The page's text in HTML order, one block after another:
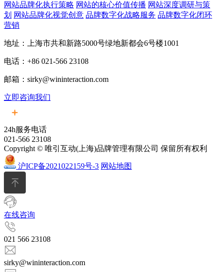
网站品牌化执行策略 网站的核心价值传播 网站深度调研与策
划 网站品牌化视觉创意 品牌数字化战略服务 品牌数字化闭环
营销
地址：上海市共和新路5000号绿地新都会6号楼1001
电话：+86 021-566 23108
邮箱：sirky@wininteraction.com
立即咨询我们
24h服务电话
021-566 23108
Copyright © 唯引互动(上海)品牌管理有限公司 保留所有权利
沪ICP备2021022159号-3 网站地图
在线咨询
021 566 23108
sirky@wininteraction.com